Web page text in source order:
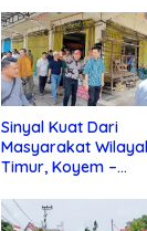
Sinyal Kuat Dari
Masyarakat
Timur, Koyem –
di Kotim